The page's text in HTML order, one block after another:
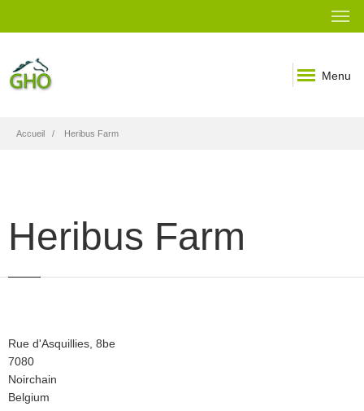
Menu
Fil
Accueil Heribus Farm
Heribus Farm
Rue
Rue d'Asquillies, 8be
Code
Postal
7080
Ville
Noirchain
Pays
Belgium